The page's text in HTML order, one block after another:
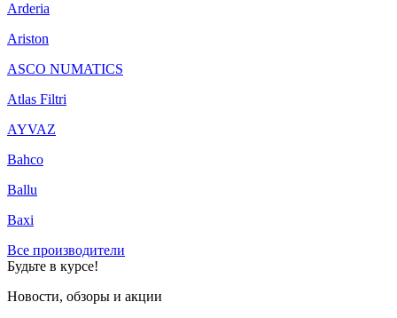
Arderia
Ariston
ASCO NUMATICS
Atlas Filtri
AYVAZ
Bahco
Ballu
Baxi
Все производители
Будьте в курсе!
Новости, обзоры и акции